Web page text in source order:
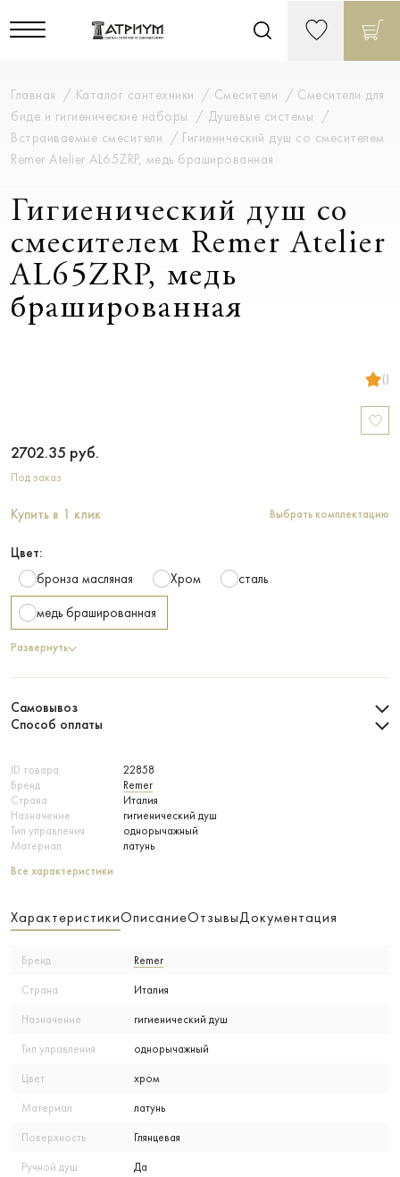
Главная Каталог сантехники Смесители
Смесители для
биде и гигиенические наборы
Душевые системы
Встраиваемые смесители
Гигиенический душ со смесителем
Remer Atelier AL65ZRP, медь брашированная
Гигиенический душ со
смесителем Remer Atelier
AL65ZRP, медь
брашированная
()
ID товара
22858
Бренд
Remer
Страна
Италия
Назначение
гигиенический душ
Тип управления
однорычажный
Материал
латунь
Все характеристики
2702.35 руб.
Под заказ
Купить в 1 клик Выбрать комплектацию
Цвет:
бронза масляная
Хром сталь
медь брашированная
Развернуть
Самовывоз
Способ оплаты
ХарактеристикиОписаниеОтзывыДокументация
Бренд Remer
Страна Италия
Назначение гигиенический душ
Тип управления однорычажный
Цвет хром
Материал латунь
Поверхность Глянцевая
Ручной душ Да